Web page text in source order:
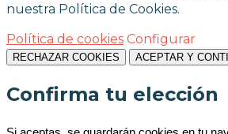
nuestra Política de Cookies.
Política de cookies Configurar
RECHAZAR COOKIES ACEPTAR Y
Confirma tu elección